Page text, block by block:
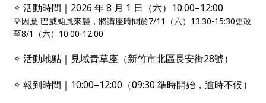
✧ 活動時間｜2026 年 8 月 1 日（六）10:00–12:00
💡因應 巴威颱風來襲，將講座時間於7/11（六）13:30-15:30更改
至8/1（六）10:00-12:00
✧ 活動地點｜見域青草座（新竹市北區長安街28號）
✧ 報到時間｜10:00–12:00（09:30 準時開始，逾時不候）